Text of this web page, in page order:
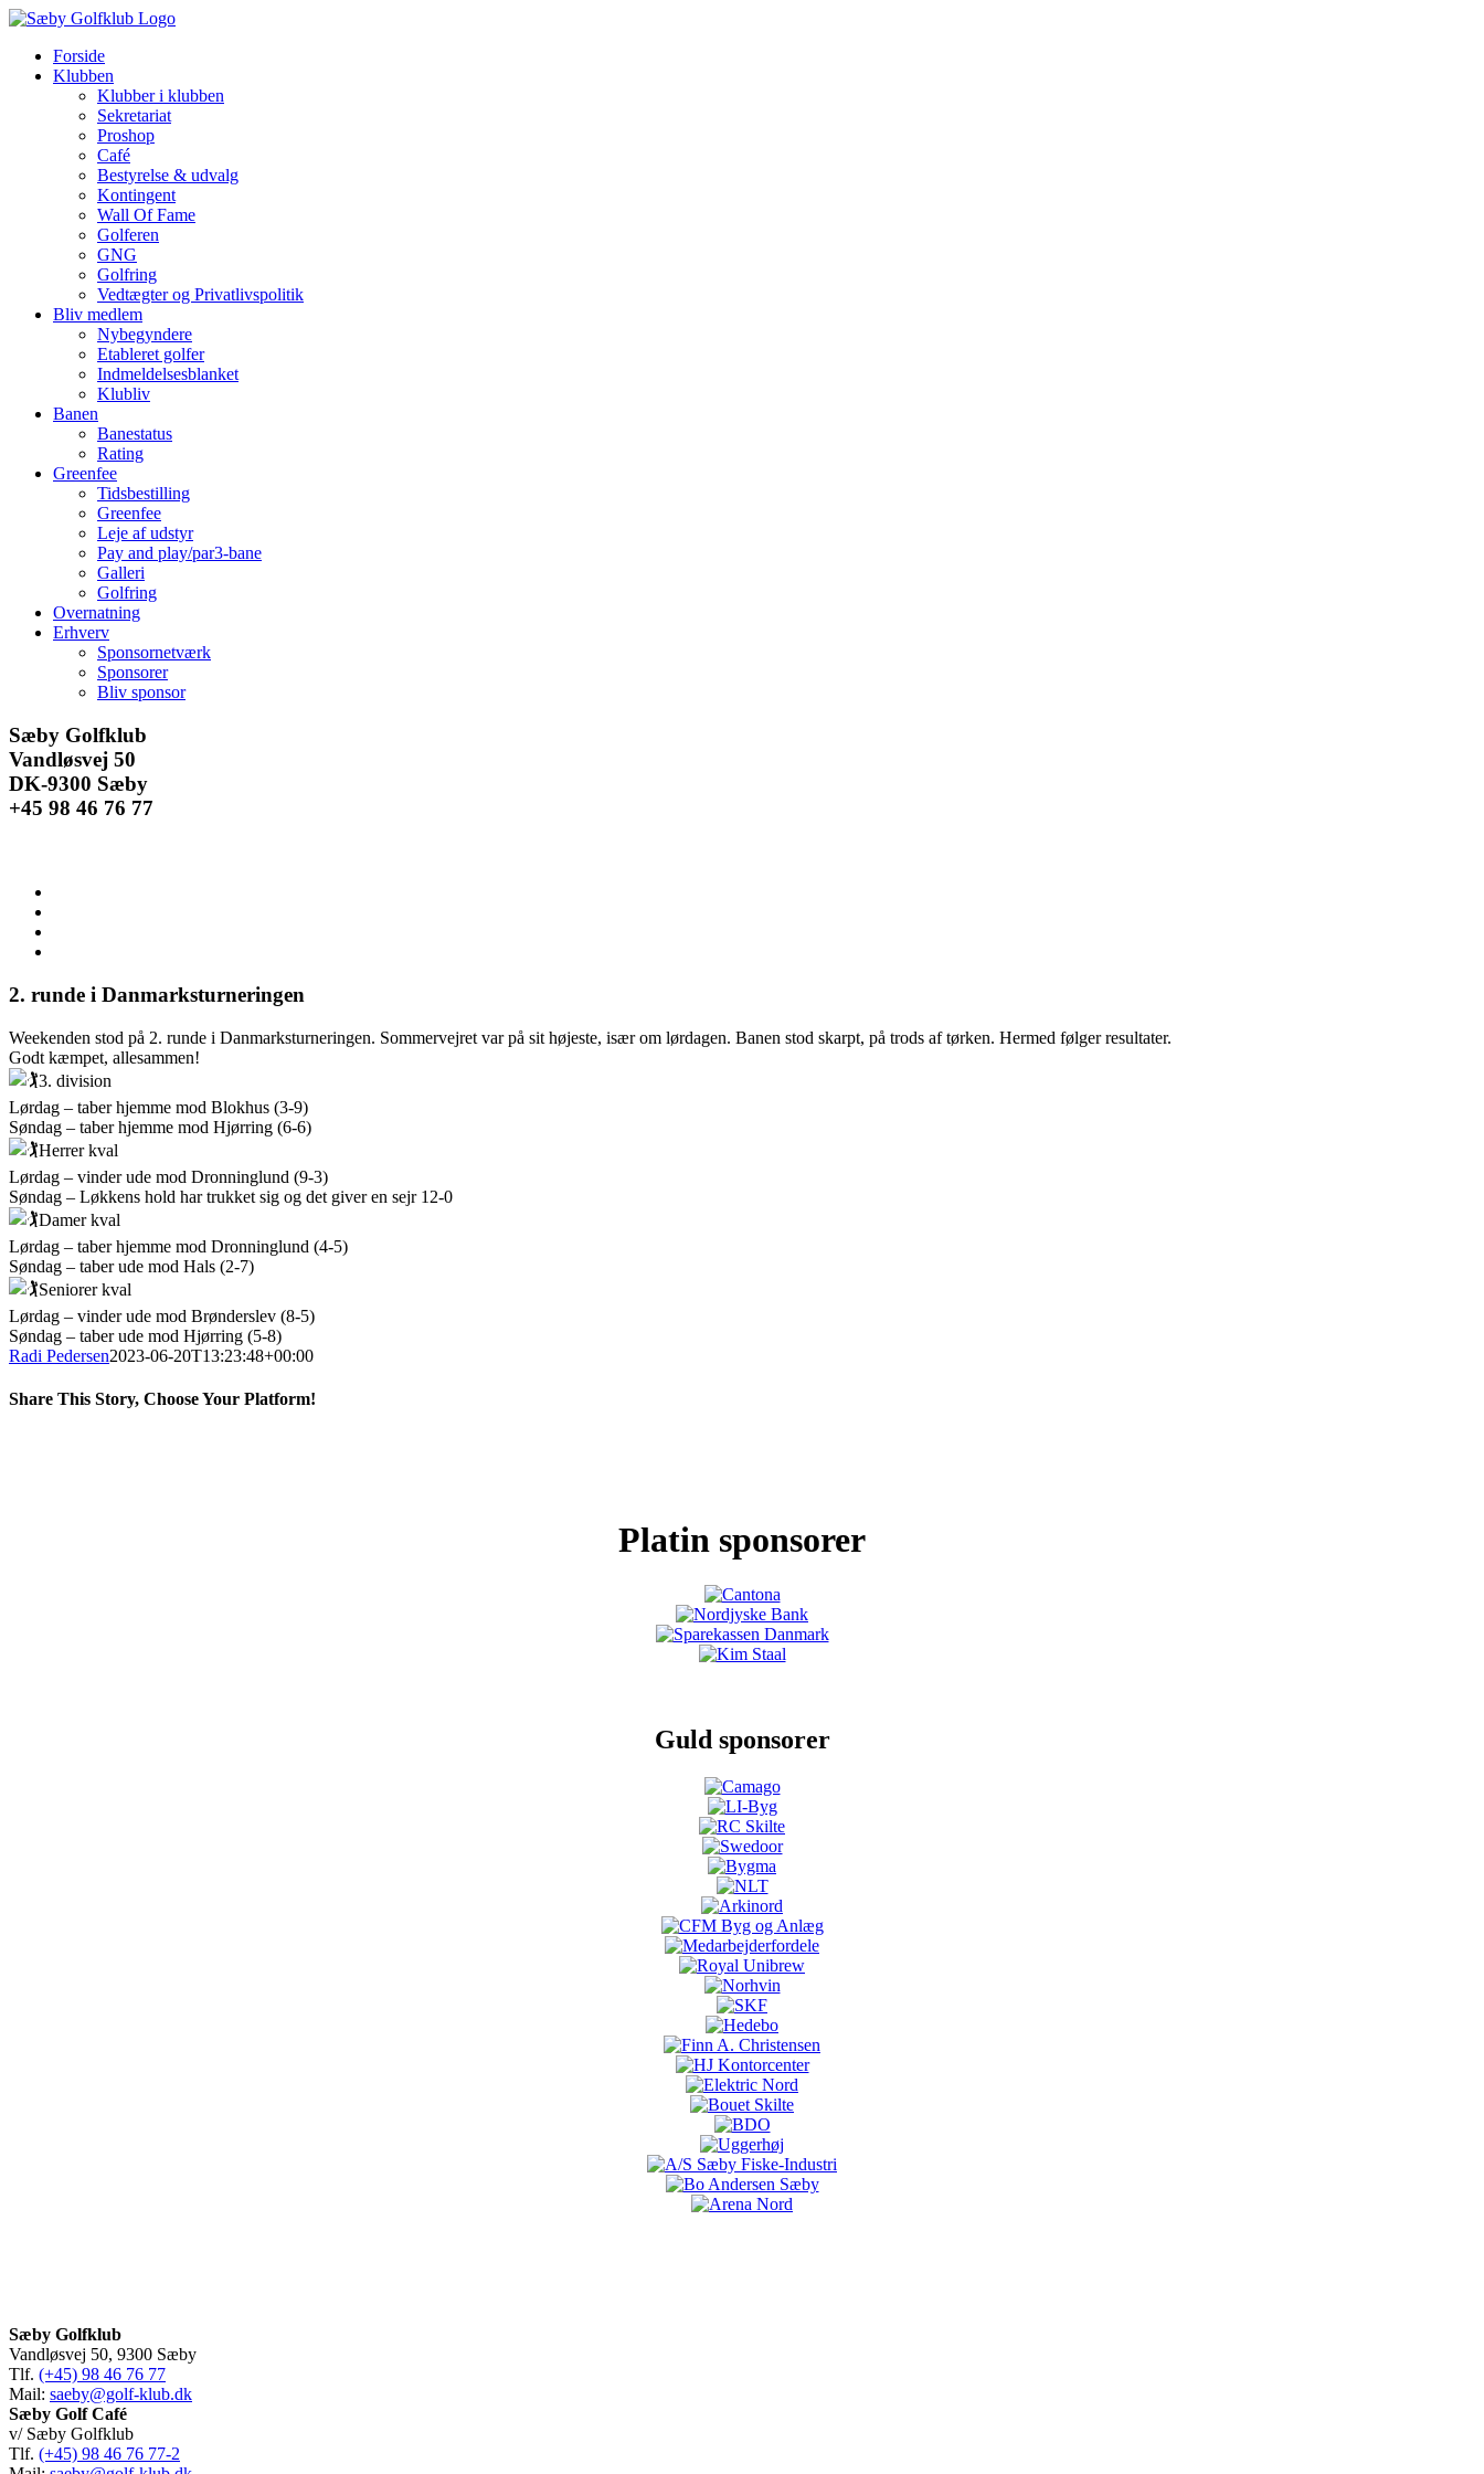
Skip
contentForside
Klubben
Klubber i klubben
Sekretariat
Proshop
Café
Bestyrelse & udvalg
Kontingent
Wall Of Fame
Golferen
GNG
Golfring
Vedtægter og Privatlivspolitik
Bliv medlem
Nybegyndere
Etableret golfer
Indmeldelsesblanket
Klubliv
Banen
Banestatus
Rating
Greenfee
Tidsbestilling
Greenfee
Leje af udstyr
Pay and play/par3-bane
Galleri
Golfring
Overnatning
Erhverv
Sponsornetværk
Sponsorer
Bliv sponsor
Facebook
Instagram
E-
mail
Sæby Golfklub
Vandløsvej 50
DK-9300 Sæby
+45 98 46 76 77
2. runde i Danmarksturneringen
Weekenden stod på 2. runde i Danmarksturneringen. Sommervejret var på sit højeste, især om lørdagen. Banen stod skarpt, på trods af tørken. Hermed følger resultater.
Godt kæmpet, allesammen!
3. division
Lørdag – taber hjemme mod Blokhus (3-9)
Søndag – taber hjemme mod Hjørring (6-6)
Herrer kval
Lørdag – vinder ude mod Dronninglund (9-3)
Søndag – Løkkens hold har trukket sig og det giver en sejr 12-0
Damer kval
Lørdag – taber hjemme mod Dronninglund (4-5)
Søndag – taber ude mod Hals (2-7)
Seniorer kval
Lørdag – vinder ude mod Brønderslev (8-5)
Søndag – taber ude mod Hjørring (5-8)
Radi Pedersen2023-06-20T13:23:48+00:00
Share This Story, Choose Your Platform!
Platin sponsorer
Guld sponsorer
Sæby Golfklub
Vandløsvej 50, 9300 Sæby
Tlf. (+45) 98 46 76 77
Mail: saeby@golf-klub.dk
Sæby Golf Café
v/ Sæby Golfklub
Tlf. (+45) 98 46 76 77-2